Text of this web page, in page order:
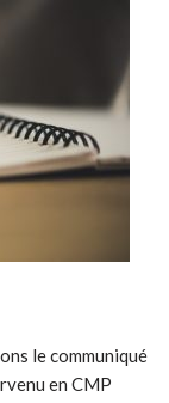
le communiqué
en CMP